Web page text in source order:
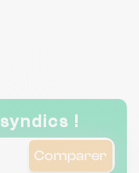
!
Comparer